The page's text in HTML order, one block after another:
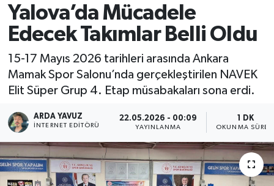
Yalova’da Mücadele
Edecek Takımlar Belli Oldu
15-17 Mayıs 2026 tarihleri arasında Ankara
Mamak Spor Salonu’nda gerçekleştirilen NAVEK
Elit Süper Grup 4. Etap müsabakaları sona erdi.
ARDA YAVUZ
İNTERNET EDITÖRÜ
22.05.2026 - 00:09
YAYINLANMA
1 DK
OKUNMA
BİLİM VE TEKNOLOJİ
ASAYİŞ
SAĞLIK
SPOR
ULUSAL
İLÇELERİMİZ
Tüm Manşetler
Son Dakika Haberleri
Haber Arşivi